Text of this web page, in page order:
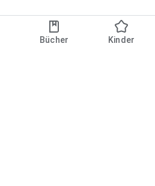
Bücher Kinder